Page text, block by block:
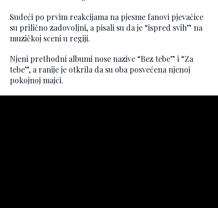
Sudeći po prvim reakcijama na pjesme fanovi pjevačice
su prilično zadovoljni, a pisali su da je “ispred svih” na
muzičkoj sceni u regiji.
Njeni prethodni albumi nose nazive “Bez tebe” i “Za
tebe”, a ranije je otkrila da su oba posvećena njenoj
pokojnoj majci.